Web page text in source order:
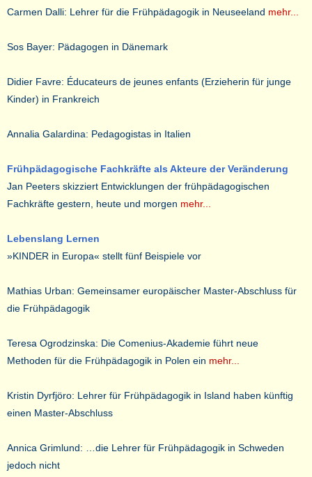
Carmen Dalli: Lehrer für die Frühpädagogik in Neuseeland mehr...
Sos Bayer: Pädagogen in Dänemark
Didier Favre: Éducateurs de jeunes enfants (Erzieherin für junge
Kinder) in Frankreich
Annalia Galardina: Pedagogistas in Italien
Frühpädagogische Fachkräfte als Akteure der Veränderung
Jan Peeters skizziert Entwicklungen der frühpädagogischen
Fachkräfte gestern, heute und morgen mehr...
Lebenslang Lernen
»KINDER in Europa« stellt fünf Beispiele vor
Mathias Urban: Gemeinsamer europäischer Master-Abschluss für
die Frühpädagogik
Teresa Ogrodzinska: Die Comenius-Akademie führt neue
Methoden für die Frühpädagogik in Polen ein mehr...
Kristin Dyrfjöro: Lehrer für Frühpädagogik in Island haben künftig
einen Master-Abschluss
Annica Grimlund: …die Lehrer für Frühpädagogik in Schweden
jedoch nicht